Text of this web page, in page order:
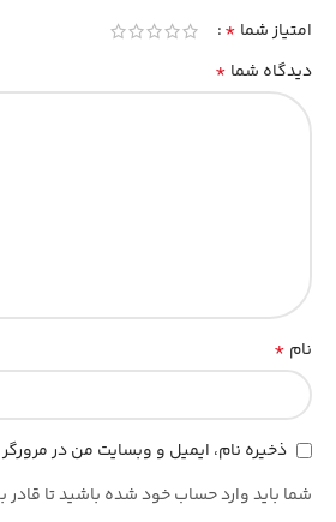
امتیاز شما *
دیدگاه شما *
نام *
ذخیره نام، ایمیل و وبسایت من در
شما باید وارد حساب خود شده باشید تا قادر